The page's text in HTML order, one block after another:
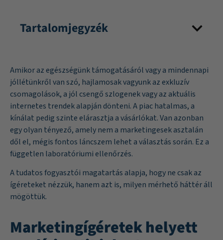
Tartalomjegyzék
Amikor az egészségünk támogatásáról vagy a mindennapi
jóllétünkről van szó, hajlamosak vagyunk az exkluzív
csomagolások, a jól csengő szlogenek vagy az aktuális
internetes trendek alapján dönteni. A piac hatalmas, a
kínálat pedig szinte elárasztja a vásárlókat. Van azonban
egy olyan tényező, amely nem a marketingesek asztalán
dől el, mégis fontos láncszem lehet a választás során. Ez a
független laboratóriumi ellenőrzés.
A tudatos fogyasztói magatartás alapja, hogy ne csak az
ígéreteket nézzük, hanem azt is, milyen mérhető háttér áll
mögöttük.
Marketingígéretek helyett